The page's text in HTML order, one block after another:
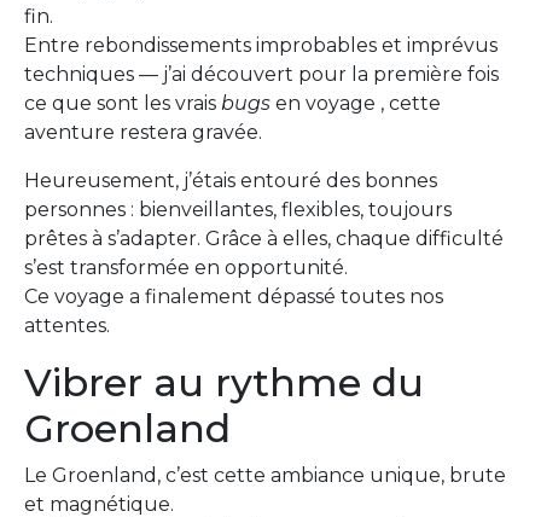
fin.
Entre rebondissements improbables et imprévus
techniques — j’ai découvert pour la première fois
ce que sont les vrais bugs en voyage , cette
aventure restera gravée.
Heureusement, j’étais entouré des bonnes
personnes : bienveillantes, flexibles, toujours
prêtes à s’adapter. Grâce à elles, chaque difficulté
s’est transformée en opportunité.
Ce voyage a finalement dépassé toutes nos
attentes.
Vibrer au rythme du
Groenland
Le Groenland, c’est cette ambiance unique, brute
et magnétique.